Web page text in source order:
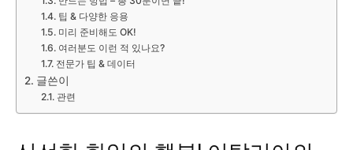
팁 & 다양한 응용
미리 준비해도 OK!
여러분도 이런 적 있나요?
전문가 팁 & 데이터
글쓴이
관련